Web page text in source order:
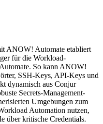
ANOW! Automate etabliert
für die Workload-
So kann ANOW!
SSH-Keys, API-Keys und
dynamisch aus Conjur
Secrets-Management-
Umgebungen zum
Automation nutzen,
über kritische Credentials.